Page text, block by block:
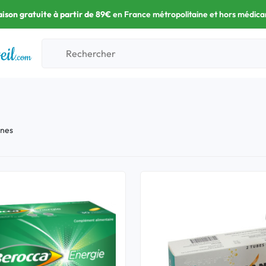
gratuite à partir de 89€en France métropolitaine et hors